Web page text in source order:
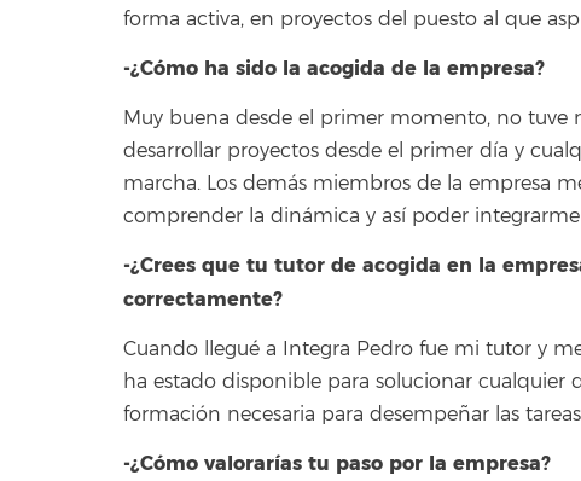
forma activa, en proyectos del puesto al que
-¿Cómo ha sido la acogida de la empresa?
Muy buena desde el primer momento, no
desarrollar proyectos desde el primer día y
marcha. Los demás miembros de la empresa
comprender la dinámica y así poder
-¿Crees que tu tutor de acogida en la
correctamente?
Cuando llegué a Integra Pedro fue mi tutor y
ha estado disponible para solucionar cualquier
formación necesaria para desempeñar las
-¿Cómo valorarías tu paso por la empresa?